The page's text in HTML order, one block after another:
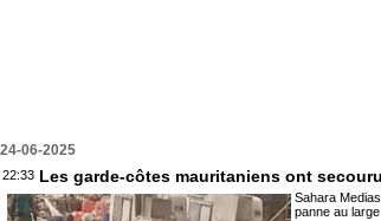
24-06-2025
22:33 Les garde-côtes mauritaniens ont
Sahara
panne au